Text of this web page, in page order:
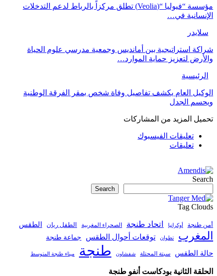
مؤسسة “فيوليا “(Veolia) تطلق مركزاً بالرباط لدعم التدخلات
الإنسانية في…
سلايدر
شراكة استراتيجية بين أمانديس وجمعية مدرسي علوم الحياة
والأرض لتعزيز حماية الموارد…
الرئيسية
الوكيل العام يكشف تفاصيل وفاة شخص بمقر الفرقة الوطنية
ويحسم الجدل
تحميل المزيد من المشاركات
تعليقات الفيسبوك
تعليقات
Search
Search
Tag Clouds
أمن طنجة أوكرانيا اتحاد طنجة الصحراء المغربية الطفل ريان الطقس
المغرب تطوان توقعات أحوال الطقس جماعة طنجة
حالة الطقس سبتة المحتلة شفشاون طنجة ميناء طنجة المتوسط
الحلقة الثانية بودكاست أنفو طنجة